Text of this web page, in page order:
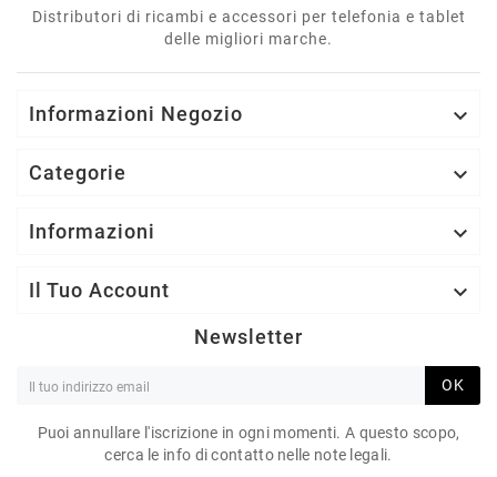
Distributori di ricambi e accessori per telefonia e tablet
delle migliori marche.
Informazioni Negozio 
Categorie 
Informazioni 
Il Tuo Account 
Newsletter
OK
Puoi annullare l'iscrizione in ogni momenti. A questo scopo,
cerca le info di contatto nelle note legali.